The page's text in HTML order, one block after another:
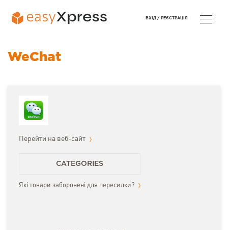
WeChat
Перейти на веб-сайт
CATEGORIES
Які товари заборонені для пересилки?
ВХІД / РЕЄСТРАЦІЯ